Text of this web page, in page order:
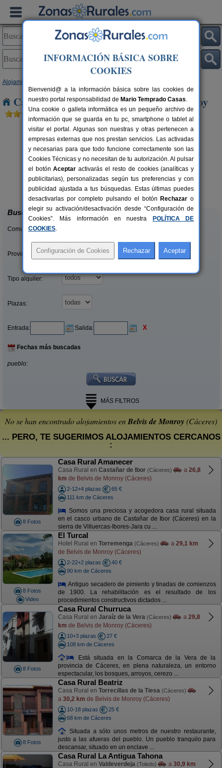
Alojamientos
Casas Rurales cerca de Belvis de Monroy
2+1 pers.
desde33 €
La Cabaña Romántica del Llano
La Aceña de la Borrega (Cáceres)
Buscar
Comunidades:
Provincias/Islas:
Tipo alquiler:
Plazas:
Entrada: Salida: X
Fechas más buscadas
pueblo:
MÁS FILTROS
No se han encontrado alojamientos enBelvis de Monroy(Cáceres)
... PERO, TE SUGERIMOS ALOJAMIENTOS CERCANOS
:
8 Fotos
Casa Rural Amanecer
Casa Rural en Castañar de Ibor (Cáceres) a 26,8
km de Belvis de Monroy (Cáceres)
2-12+4 plazas
65 €
111 km de Cáceres
Somos una preciosa y acogedora casa rural situada
en el casco urbano de Castañar de Ibor (Cáceres) en la
sierra de Villuercas-Ibores-Jara cu ...
8 Fotos
Video
El Turcal
Hotel Rural en Torremenga (Cáceres) a 29,1 km
de Belvis de Monroy (Cáceres)
2-22+2 plazas
40 €
90 km de Cáceres
Antiguo secadero de pimiento y tinadas de comienzos
de 1900. La rehabilitación es el resultado de los
procedimientos constructivos dictados ...
8 Fotos
Casa Rural Churruca
Casa Rural en Jaraíz de la Vera (Cáceres) a 29,8
km de Belvis de Monroy (Cáceres)
10+3 plazas
27 €
108 km de Cáceres
Está situada en la Comarca de la Vera de la
provincia de Cáceres, en plena naturaleza, un entorno
espectacular, los bosques, arroyos, cerezo ...
8 Fotos
Casa Rural Beatriz
Casa Rural en Torrecillas de la Tiesa (Cáceres)
a 30,2 km de Belvis de Monroy (Cáceres)
10-18 plazas
25 €
68 km de Cáceres
Situada a sólo unos metros de nuestro restaurante,
justo a las afueras del pueblo. Un pueblo tranquilo para
descansar, situado en un enclave ...
Casa Rural La Antigua Tahona
Casa Rural en Valdeverdeja (Toledo) a 30,9 km
INFORMACIÓN BÁSICA SOBRE
COOKIES
Bienvenid@ a la información básica sobre las cookies de
nuestro portal responsabilidad de Mario Temprado Casas.
Una cookie o galleta informática es un pequeño archivo de
información que se guarda en tu pc, smartphone o tablet al
visitar el portal. Algunas son nuestras y otras pertenecen a
empresas externas que nos prestan servicios. Las activadas
y necesarias para que todo funcione correctamente son las
Cookies Técnicas y no necesitan de tu autorización. Al pulsar
el botónAceptar activarás el resto de cookies (analíticas y
publicitarias), personalizadas según tus preferencias y con
publicidad ajustada a tus búsquedas. Estas últimas puedes
desactivarlas por completo pulsando el botón Rechazar o
elegir su activación/desactivación desde “Configuración de
Cookies”. Más información en nuestra
POLÍTICA DE
COOKIES.